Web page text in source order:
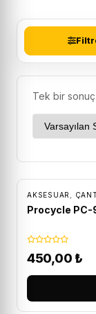
Tek bir
AKSESUAR
Procycle PC-
450,00 ₺